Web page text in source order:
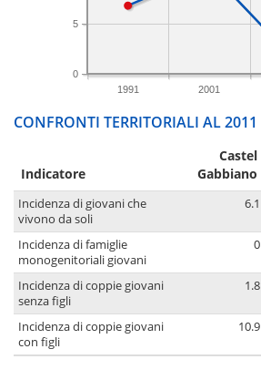
1991 2001
0
5
CONFRONTI TERRITORIALI AL 2011
Indicatore
Castel
Gabbiano
Incidenza di giovani che
vivono da soli
6.1
Incidenza di famiglie
monogenitoriali giovani
0
Incidenza di coppie giovani
senza figli
1.8
Incidenza di coppie giovani
con figli
10.9